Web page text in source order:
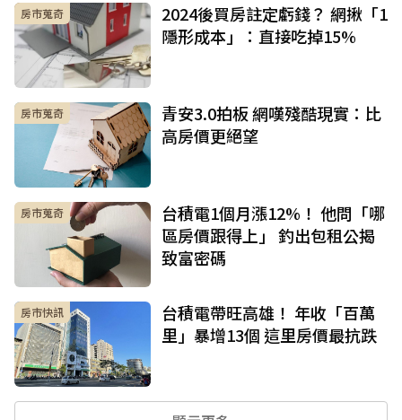
房市蒐奇
2024後買房註定虧錢？ 網揪「1
隱形成本」：直接吃掉15%
房市蒐奇
青安3.0拍板 網嘆殘酷現實：比
高房價更絕望
房市蒐奇
台積電1個月漲12%！ 他問「哪
區房價跟得上」 釣出包租公揭
致富密碼
房市快訊
台積電帶旺高雄！ 年收「百萬
里」暴增13個 這里房價最抗跌